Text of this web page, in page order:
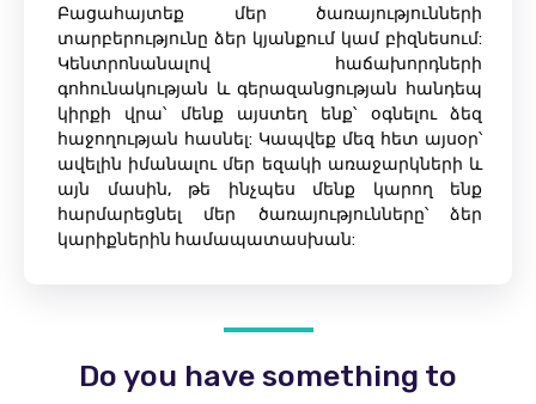
Բացահայտեք մեր ծառայությունների
տարբերությունը ձեր կյանքում կամ բիզնեսում:
Կենտրոնանալով հաճախորդների
գոհունակության և գերազանցության հանդեպ
կիրքի վրա՝ մենք այստեղ ենք՝ օգնելու ձեզ
հաջողության հասնել: Կապվեք մեզ հետ այսօր՝
ավելին իմանալու մեր եզակի առաջարկների և
այն մասին, թե ինչպես մենք կարող ենք
հարմարեցնել մեր ծառայությունները՝ ձեր
կարիքներին համապատասխան:
Do you have something to